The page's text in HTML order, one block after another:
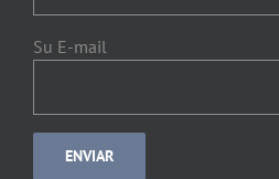
Su E-mail